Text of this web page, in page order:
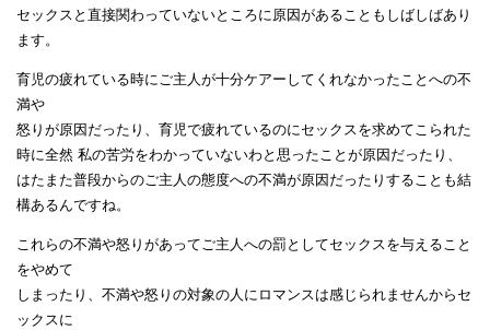
セックスと直接関わっていないところに原因があることもしばしばあり
ます。
育児の疲れている時にご主人が十分ケアーしてくれなかったことへの不
満や
怒りが原因だったり、育児で疲れているのにセックスを求めてこられた
時に全然 私の苦労をわかっていないわと思ったことが原因だったり、
はたまた普段からのご主人の態度への不満が原因だったりすることも結
構あるんですね。
これらの不満や怒りがあってご主人への罰としてセックスを与えること
をやめて
しまったり、不満や怒りの対象の人にロマンスは感じられませんからセ
ックスに